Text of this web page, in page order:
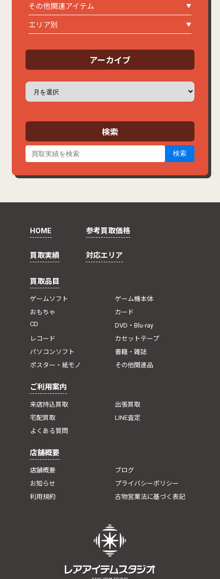
その他関連アイテム
エリア別
アーカイブ
ア
カ
ブ
検索
検索
HOME 参考買取価格
買取実績 対応エリア
買取品目
ゲームソフト
ゲーム機本体
おもちゃ
カード
CD
DVD・Blu-ray
レコード
カセットテープ
パソコンソフト
書籍・雑誌
ポスター・紙モノ
その他関連品
ご利用案内
来店持込買取
出張買取
宅配買取
LINE査定
よくある質問
店舗概要
店舗概要
ブログ
お知らせ
プライバシーポリシー
利用規約
古物営業法に基づく表記